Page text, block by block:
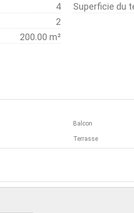
4
2
200.00 m²
Superficie du
Balcon
Terrasse